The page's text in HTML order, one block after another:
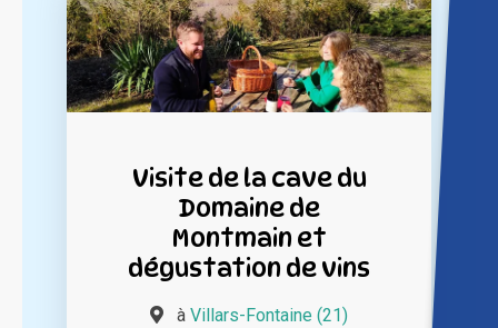
Visite de la cave du
Domaine de
Montmain et
dégustation de vins
à Villars-Fontaine (21)